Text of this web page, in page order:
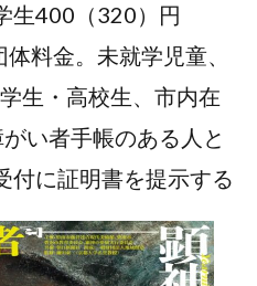
生400（320）円
料金。未就学児童、
生・高校生、市内在
い者手帳のある人と
付に証明書を提示する